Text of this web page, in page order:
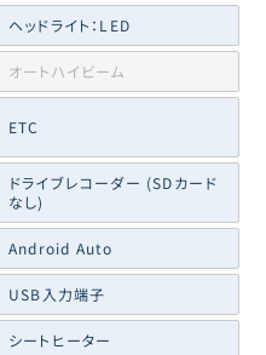
ヘッドライト：LED
オートハイビーム
ETC
ドライブレコーダー (SDカード
なし)
Android Auto
USB入力端子
シートヒーター